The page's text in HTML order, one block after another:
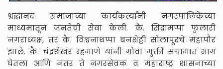
श्रद्धानंद समाजाच्या कार्यकर्त्यांनी नगरपालिकेच्या
माध्यमातून जनतेची सेवा केली. कै. सिद्रामप्पा फुलारी
नगराध्यक्ष, तर कै. विश्वनाथप्पा बनशेट्टी सोलापूरचे महापौर
झाले. कै. चंद्रशेखर म्हमाणे यांनी गोवा मुक्ती संग्रामात भाग
घेतला आणि नंतर ते नगरसेवक व महाराष्ट्र शासनाच्या